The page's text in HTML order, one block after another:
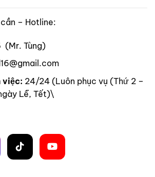
– Hotline:
(Mr. Tùng)
việc: 24/24 (Luôn phục vụ (Thứ 2 –
Lễ, Tết)\